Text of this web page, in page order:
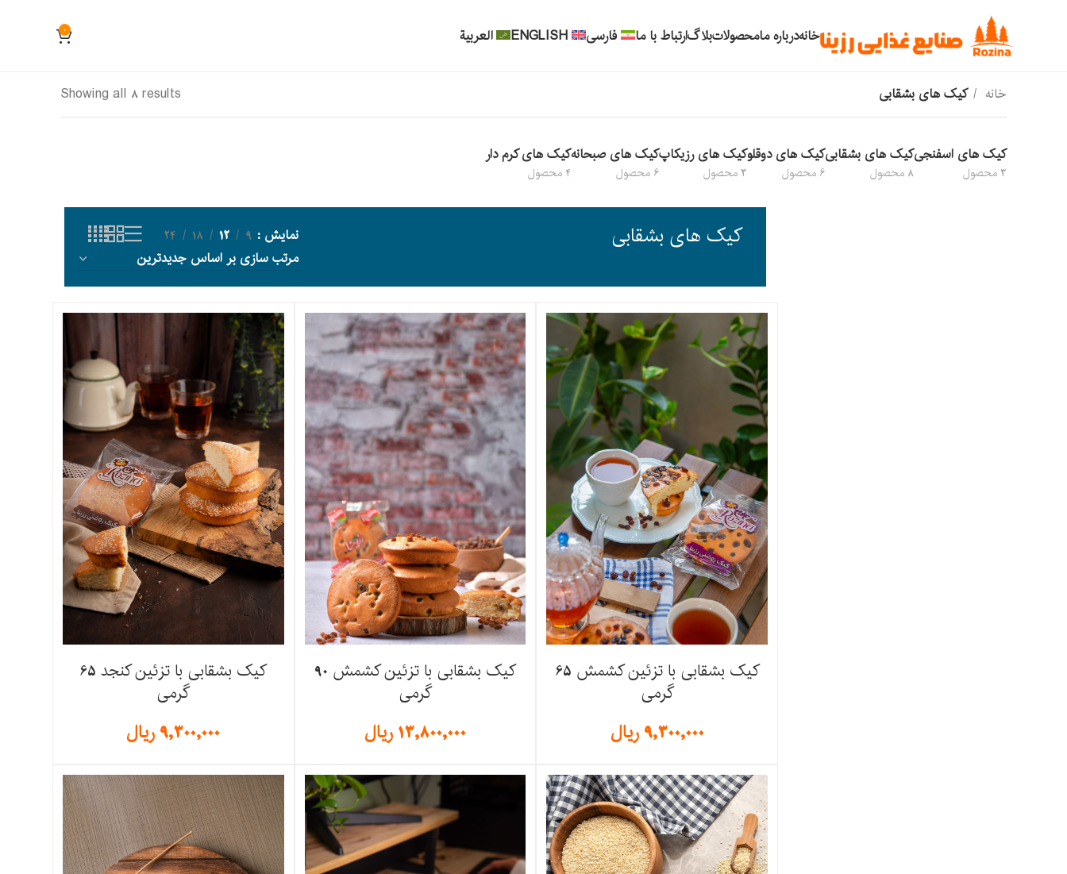
خانهدرباره مامحصولاتبلاگارتباط با ما فارسی ENGLISH العربية 0
خانه کیک های بشقابی Showing all 8 results
کیک های اسفنجی
3 محصول
کیک های بشقابی
8 محصول
کیک های دوقلو
6 محصول
کیک های رزیکاپ
3 محصول
کیک های صبحانه
6 محصول
کیک های کرم دار
4 محصول
کیک های بشقابی نمایش 9
12
18
24
کیک بشقابی با تزئین کشمش 65
گرمی
9,300,000ریال
کیک بشقابی با تزئین کشمش 90
گرمی
13,800,000ریال
کیک بشقابی با تزئین کنجد 65
گرمی
9,300,000ریال